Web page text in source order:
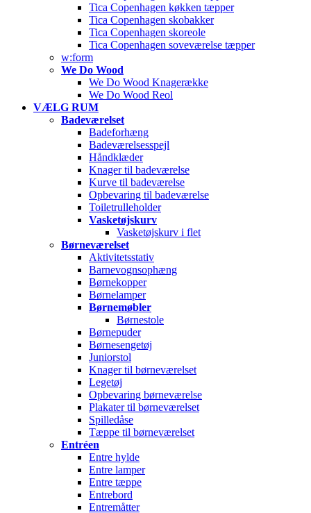
Tica Copenhagen køkken tæpper
Tica Copenhagen skobakker
Tica Copenhagen skoreole
Tica Copenhagen soveværelse tæpper
w:form
We Do Wood
We Do Wood Knagerække
We Do Wood Reol
VÆLG RUM
Badeværelset
Badeforhæng
Badeværelsesspejl
Håndklæder
Knager til badeværelse
Kurve til badeværelse
Opbevaring til badeværelse
Toiletrulleholder
Vasketøjskurv
Vasketøjskurv i flet
Børneværelset
Aktivitetsstativ
Barnevognsophæng
Børnekopper
Børnelamper
Børnemøbler
Børnestole
Børnepuder
Børnesengetøj
Juniorstol
Knager til børneværelset
Legetøj
Opbevaring børneværelse
Plakater til børneværelset
Spilledåse
Tæppe til børneværelset
Entréen
Entre hylde
Entre lamper
Entre tæppe
Entrebord
Entremåtter